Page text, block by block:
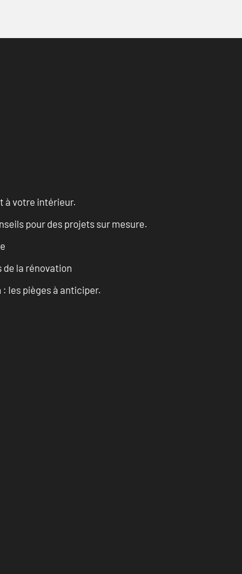
à votre intérieur.
pour des projets sur mesure.
de la rénovation
les pièges à anticiper.